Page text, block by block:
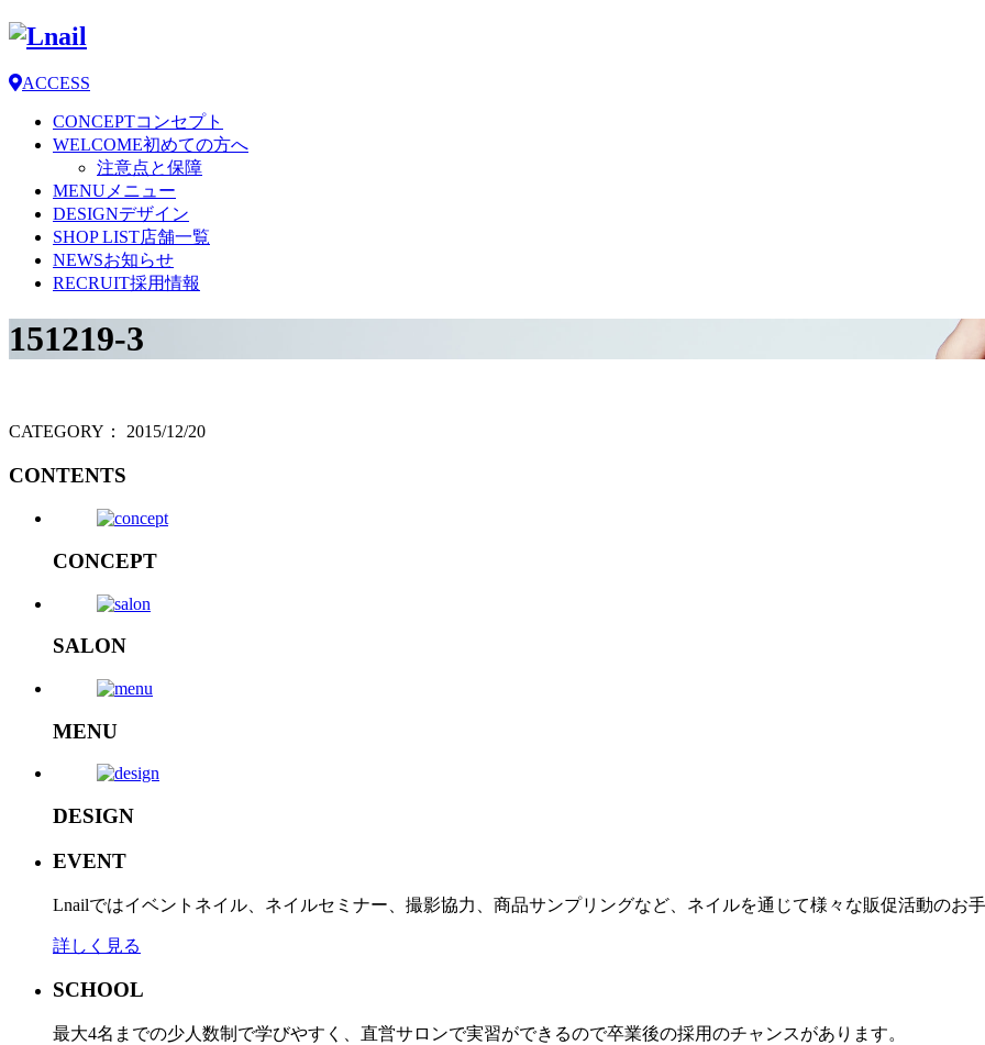
ACCESS
CONCEPTコンセプト
WELCOME初めての方へ
注意点と保障
MENU メニュー
DESIGNデザイン
SHOP LIST店舗一覧
NEWSお知らせ
RECRUIT採用情報
151219-3
CATEGORY： 2015/12/20
CONTENTS
CONCEPT
SALON
MENU
DESIGN
EVENT
Lnailではイベントネイル、ネイルセミナー、撮影協力、商品サンプリングなど、ネイルを通じて様々な販促活動のお手
詳しく見る
SCHOOL
最大4名までの少人数制で学びやすく、直営サロンで実習ができるので卒業後の採用のチャンスがあります。